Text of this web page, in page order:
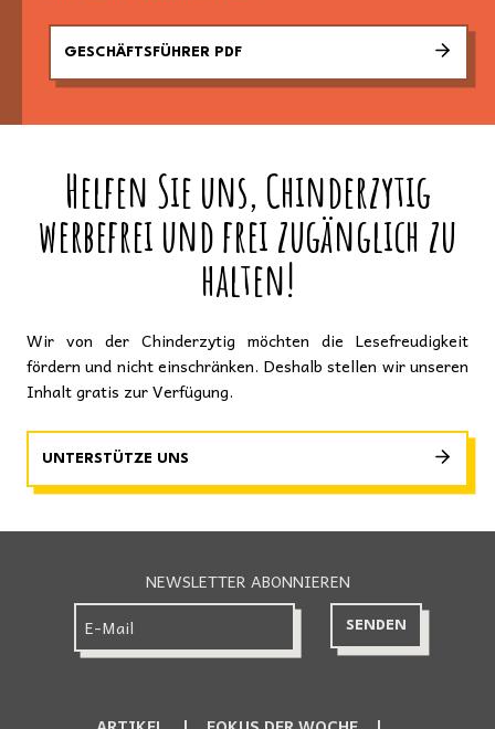
GESCHÄFTSFÜHRER PDF
Helfen Sie uns, Chinderzytig
werbefrei und frei zugänglich zu
halten!
Wir von der Chinderzytig möchten die Lesefreudigkeit
fördern und nicht einschränken. Deshalb stellen wir unseren
Inhalt gratis zur Verfügung.
UNTERSTÜTZE UNS
NEWSLETTER ABONNIEREN